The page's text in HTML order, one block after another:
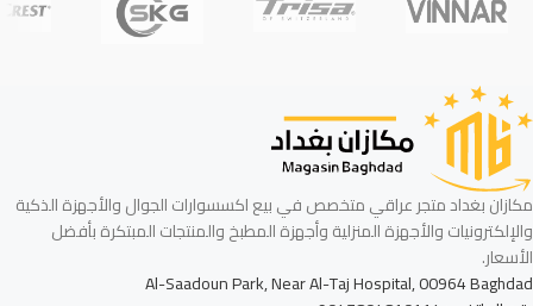
مكازان بغداد متجر عراقي متخصص في بيع اكسسوارات الجوال والأجهزة الذكية
والإلكترونيات والأجهزة المنزلية وأجهزة المطبخ والمنتجات المبتكرة بأفضل
الأسعار.
Al-Saadoun Park, Near Al-Taj Hospital, 00964 Baghdad